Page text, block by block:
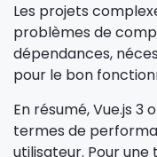
Les projets
problèmes de
dépendances,
pour le bon
En résumé, Vue.js
termes de
utilisateur. Pour une